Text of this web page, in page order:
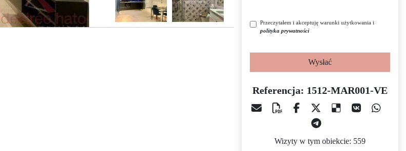
Przeczytałem i akceptuję warunki użytkowania i
polityka prywatności
Wysłać
Referencja: 1512-MAR001-VE
Wizyty w tym obiekcie: 559